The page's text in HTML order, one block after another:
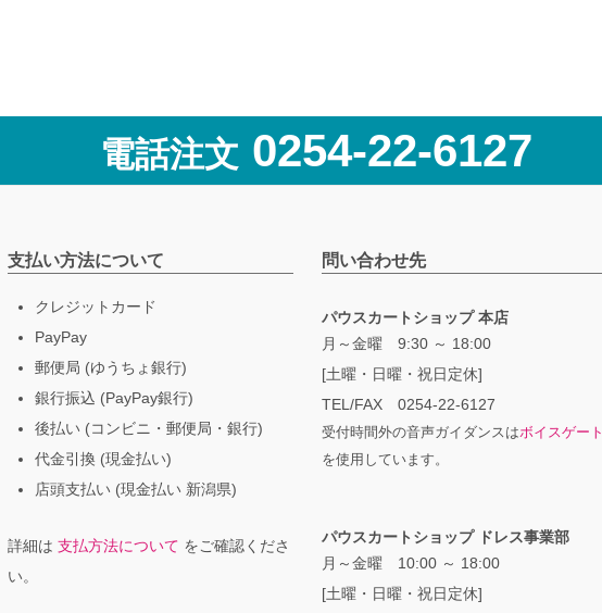
電話注文 0254-22-6127
支払い方法について
クレジットカード
PayPay
郵便局 (ゆうちょ銀行)
銀行振込 (PayPay銀行)
後払い (コンビニ・郵便局・銀行)
代金引換 (現金払い)
店頭支払い (現金払い 新潟県)
詳細は 支払方法について をご確認くださ
い。
問い合わせ先
パウスカートショップ 本店
月～金曜 9:30 ～ 18:00
[土曜・日曜・祝日定休]
TEL/FAX 0254-22-6127
受付時間外の音声ガイダンスはボイスゲート
を使用しています。
パウスカートショップ ドレス事業部
月～金曜 10:00 ～ 18:00
[土曜・日曜・祝日定休]